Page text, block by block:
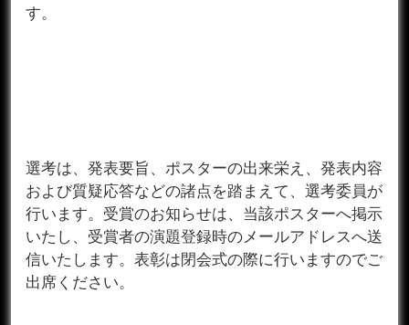
す。
選考は、発表要旨、ポスターの出来栄え、発表内容
および質疑応答などの諸点を踏まえて、選考委員が
行います。受賞のお知らせは、当該ポスターへ掲示
いたし、受賞者の演題登録時のメールアドレスへ送
信いたします。表彰は閉会式の際に行いますのでご
出席ください。